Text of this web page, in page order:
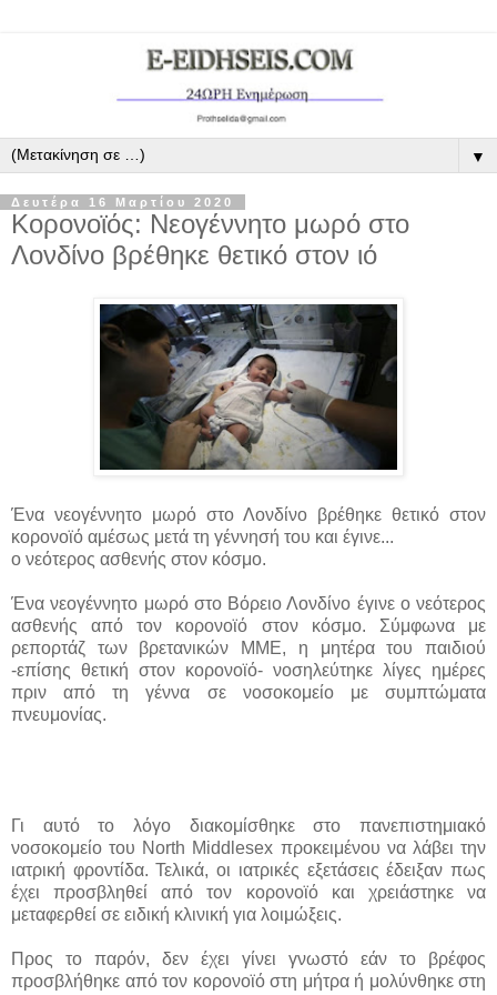
▼
Δευτέρα 16 Μαρτίου 2020
Κορονοϊός: Νεογέννητο μωρό στο
Λονδίνο βρέθηκε θετικό στον ιό
Ένα νεογέννητο μωρό στο Λονδίνο βρέθηκε θετικό στον
κορονοϊό αμέσως μετά τη γέννησή του και έγινε...
ο νεότερος ασθενής στον κόσμο.
Ένα νεογέννητο μωρό στο Βόρειο Λονδίνο έγινε ο νεότερος
ασθενής από τον κορονοϊό στον κόσμο. Σύμφωνα με
ρεπορτάζ των βρετανικών ΜΜΕ, η μητέρα του παιδιού
-επίσης θετική στον κορονοϊό- νοσηλεύτηκε λίγες ημέρες
πριν από τη γέννα σε νοσοκομείο με συμπτώματα
πνευμονίας.
Γι αυτό το λόγο διακομίσθηκε στο πανεπιστημιακό
νοσοκομείο του North Middlesex προκειμένου να λάβει την
ιατρική φροντίδα. Τελικά, οι ιατρικές εξετάσεις έδειξαν πως
έχει προσβληθεί από τον κορονοϊό και χρειάστηκε να
μεταφερθεί σε ειδική κλινική για λοιμώξεις.
Προς το παρόν, δεν έχει γίνει γνωστό εάν το βρέφος
προσβλήθηκε από τον κορονοϊό στη μήτρα ή μολύνθηκε στη